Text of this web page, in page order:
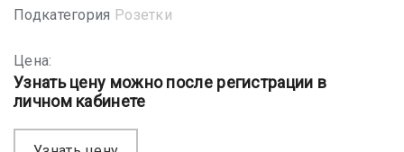
Подкатегория Розетки
Цена:
Узнать цену можно после регистрации в
личном кабинете